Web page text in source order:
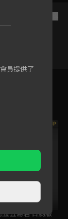
VIP
VIP
金丑島君 日劇版
員提供了